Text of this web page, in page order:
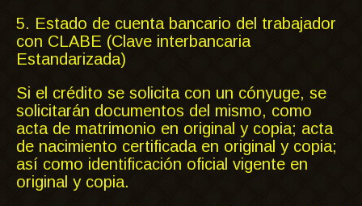
5. Estado de cuenta bancario del trabajador
con CLABE (Clave interbancaria
Estandarizada)
Si el crédito se solicita con un cónyuge, se
solicitarán documentos del mismo, como
acta de matrimonio en original y copia; acta
de nacimiento certificada en original y copia;
así como identificación oficial vigente en
original y copia.